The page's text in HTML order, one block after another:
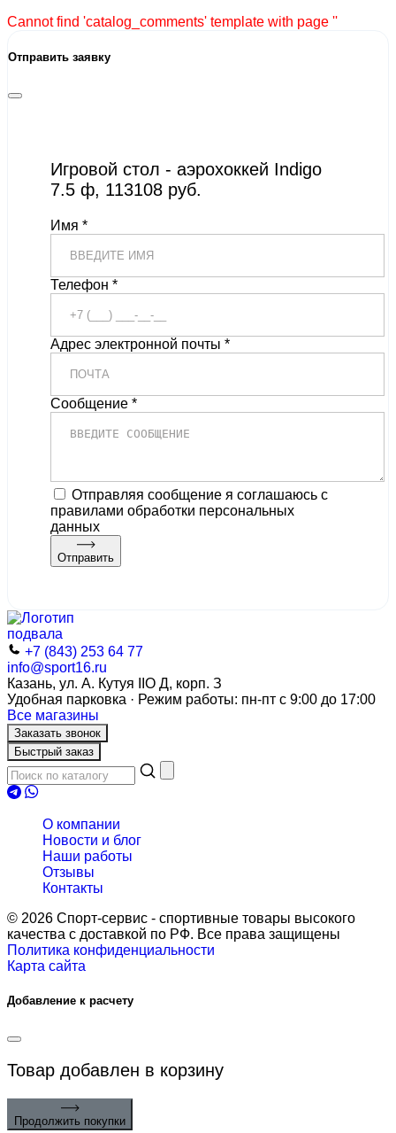
Cannot find 'catalog_comments' template with page ''
Отправить заявку
Игровой стол - аэрохоккей Indigo
7.5 ф, 113108 руб.
Имя *
Телефон *
Адрес электронной почты *
Сообщение *
Отправляя сообщение я соглашаюсь с
правилами обработки персональных
данных
Отправить
+7 (843) 253 64 77
info@sport16.ru
Казань, ул. А. Кутуя IIO Д, корп. З
Удобная парковка · Режим работы: пн-пт с 9:00 до 17:00
Все магазины
Заказать звонок
Быстрый заказ
О компании
Новости и блог
Наши работы
Отзывы
Контакты
© 2026 Спорт-сервис - спортивные товары высокого
качества с доставкой по РФ. Все права защищены
Политика конфиденциальности
Карта сайта
Добавление к расчету
Товар добавлен в корзину
Продолжить покупки